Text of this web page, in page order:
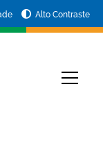
Alto Contraste